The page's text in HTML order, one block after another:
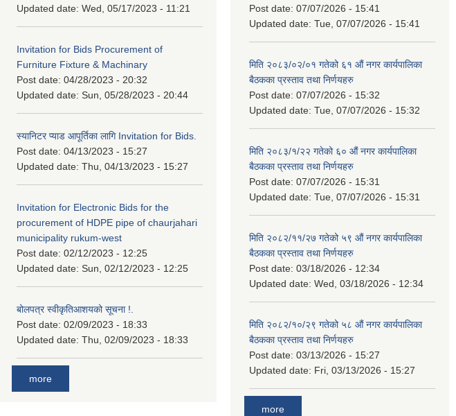
Updated date: Wed, 05/17/2023 - 11:21
Invitation for Bids Procurement of
Furniture Fixture & Machinary
Post date: 04/28/2023 - 20:32
Updated date: Sun, 05/28/2023 - 20:44
स्यानिटर प्याड आपूर्तिका लागि Invitation for Bids.
Post date: 04/13/2023 - 15:27
Updated date: Thu, 04/13/2023 - 15:27
Invitation for Electronic Bids for the
procurement of HDPE pipe of chaurjahari
municipality rukum-west
Post date: 02/12/2023 - 12:25
Updated date: Sun, 02/12/2023 - 12:25
बोलपत्र स्वीकृतिआशयको सूचना !.
Post date: 02/09/2023 - 18:33
Updated date: Thu, 02/09/2023 - 18:33
more
Post date: 07/07/2026 - 15:41
Updated date: Tue, 07/07/2026 - 15:41
मिति २०८३/०२/०१ गतेको ६१ औं नगर कार्यपालिका
बैठकका प्रस्ताव तथा निर्णयहरु
Post date: 07/07/2026 - 15:32
Updated date: Tue, 07/07/2026 - 15:32
मिति २०८३/१/२२ गतेको ६० औं नगर कार्यपालिका
बैठकका प्रस्ताव तथा निर्णयहरु
Post date: 07/07/2026 - 15:31
Updated date: Tue, 07/07/2026 - 15:31
मिति २०८२/११/२७ गतेको ५९ औं नगर कार्यपालिका
बैठकका प्रस्ताव तथा निर्णयहरु
Post date: 03/18/2026 - 12:34
Updated date: Wed, 03/18/2026 - 12:34
मिति २०८२/१०/२९ गतेको ५८ औं नगर कार्यपालिका
बैठकका प्रस्ताव तथा निर्णयहरु
Post date: 03/13/2026 - 15:27
Updated date: Fri, 03/13/2026 - 15:27
more